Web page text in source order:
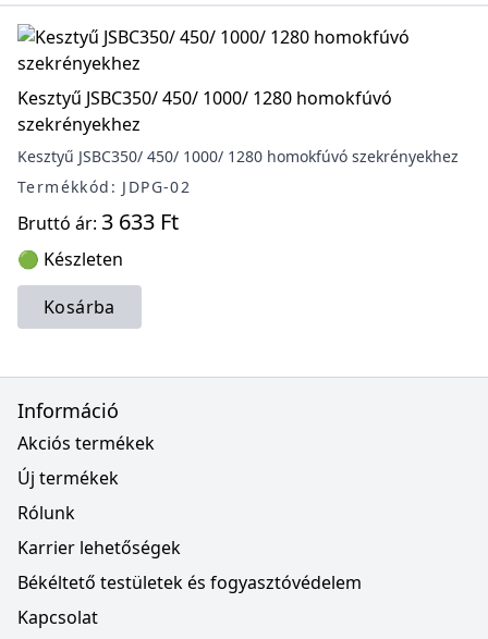
Kesztyű JSBC350/ 450/ 1000/ 1280 homokfúvó
szekrényekhez
Kesztyű JSBC350/ 450/ 1000/ 1280 homokfúvó szekrényekhez
Termékkód: JDPG-02
Bruttó ár: 3 633 Ft
🟢 Készleten
Kosárba
Információ
Akciós termékek
Új termékek
Rólunk
Karrier lehetőségek
Békéltető testületek és fogyasztóvédelem
Kapcsolat